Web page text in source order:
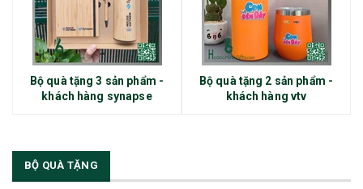
Bộ quà tặng 3 sản phẩm -
khách hàng synapse
Bộ quà tặng 2 sản phẩm -
khách hàng vtv
BỘ QUÀ TẶNG